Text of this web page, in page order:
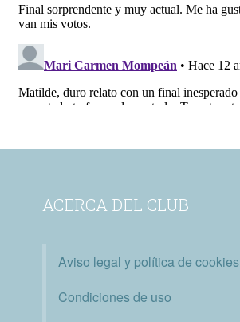
ACERCA DEL CLUB
Aviso legal y política de cookies
Condiciones de uso